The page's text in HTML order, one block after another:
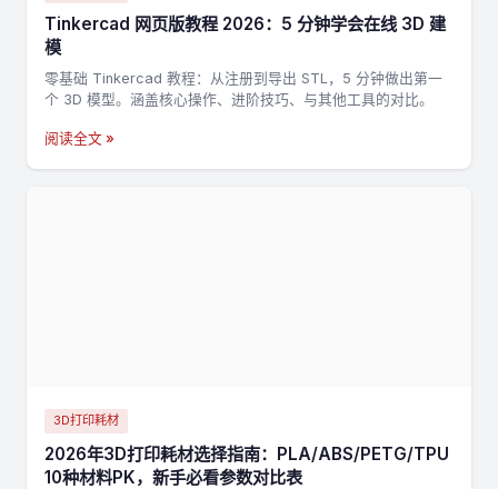
Tinkercad 网页版教程 2026：5 分钟学会在线 3D 建
模
零基础 Tinkercad 教程：从注册到导出 STL，5 分钟做出第一
个 3D 模型。涵盖核心操作、进阶技巧、与其他工具的对比。
阅读全文 »
3D打印耗材
2026年3D打印耗材选择指南：PLA/ABS/PETG/TPU
10种材料PK，新手必看参数对比表